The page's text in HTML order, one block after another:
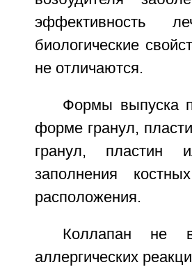
эффективность
биологические
не отличаются.
Формы выпуска
форме гранул,
гранул, пластин
заполнения
расположения.
Коллапан не
аллергических